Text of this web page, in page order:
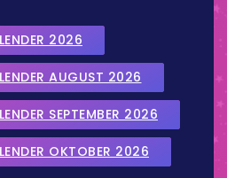
2026
AUGUST 2026
SEPTEMBER 2026
OKTOBER 2026